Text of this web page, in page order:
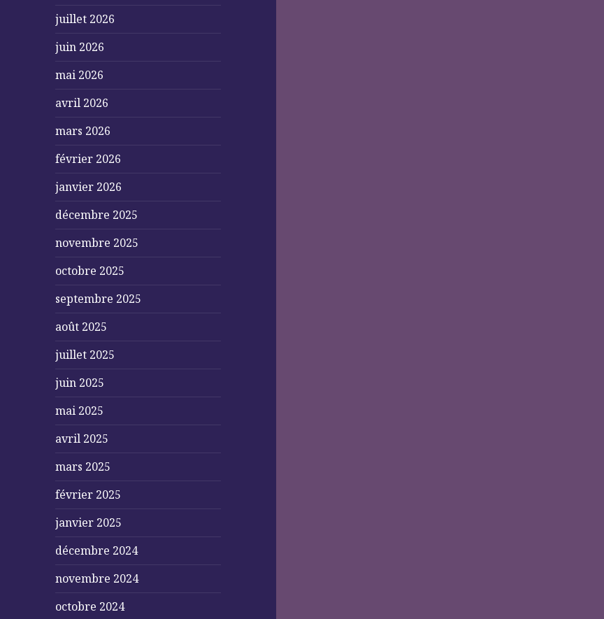
juillet 2026
juin 2026
mai 2026
avril 2026
mars 2026
février 2026
janvier 2026
décembre 2025
novembre 2025
octobre 2025
septembre 2025
août 2025
juillet 2025
juin 2025
mai 2025
avril 2025
mars 2025
février 2025
janvier 2025
décembre 2024
novembre 2024
octobre 2024